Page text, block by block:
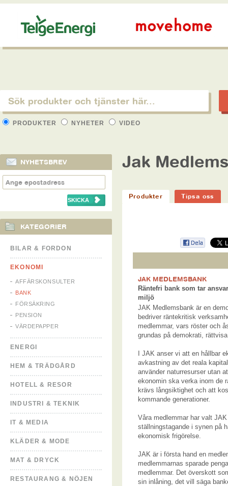
PRODUKTER NYHETER VIDEO
NYHETSBREV
KATEGORIER
BILAR & FORDON
EKONOMI
AFFÄRSKONSULTER
BANK
FÖRSÄKRING
PENSION
VÄRDEPAPPER
ENERGI
HEM & TRÄDGÅRD
HOTELL & RESOR
INDUSTRI & TEKNIK
IT & MEDIA
KLÄDER & MODE
MAT & DRYCK
RESTAURANG & NÖJEN
Jak
Produkter Tipsa oss
JAK MEDLEMSBANK
Räntefri bank som tar
miljö
JAK Medlemsbank är en
bedriver räntekritisk
medlemmar, vars röster och
grundas på demokrati,
I JAK anser vi att en hållbar
avkastning av det reala
använder naturresurser utan
ekonomin ska verka inom de
krävs långsiktighet och att
kommande generationer.
Våra medlemmar har valt
ställningstagande i synen på
ekonomisk frigörelse.
JAK är i första hand en
medlemmarnas sparade
medlemmar. Det överskott
sin inlåning, det vill säga